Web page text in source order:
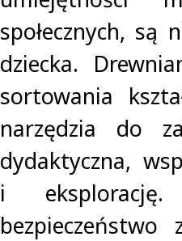
społecznych, są
dziecka.
sortowania
narzędzia do
dydaktyczna,
i eksplorację.